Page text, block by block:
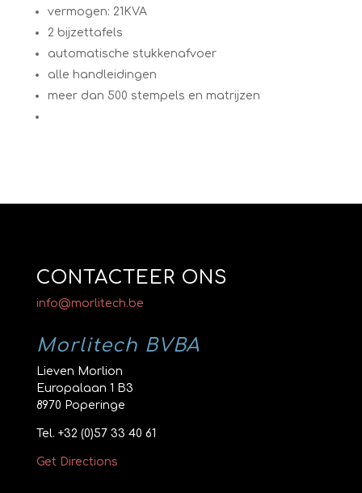
vermogen: 21KVA
2 bijzettafels
automatische stukkenafvoer
alle handleidingen
meer dan 500 stempels en matrijzen
CONTACTEER ONS
info@morlitech.be
Morlitech BVBA
Lieven Morlion
Europalaan 1 B3
8970 Poperinge
Tel. +32 (0)57 33 40 61
Get Directions